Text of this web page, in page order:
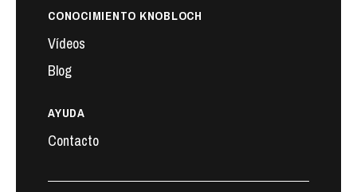
CONOCIMIENTO KNOBLOCH
Vídeos
Blog
AYUDA
Contacto